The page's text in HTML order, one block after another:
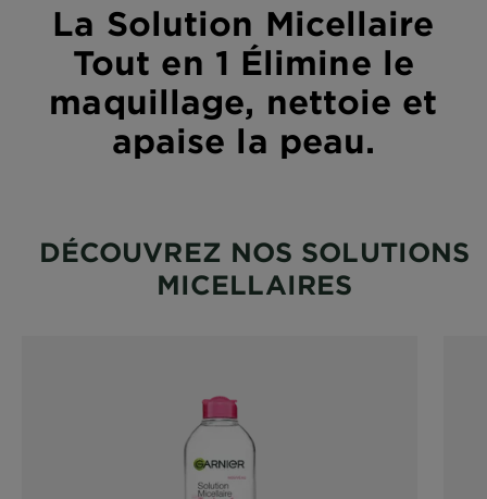
La Solution Micellaire
Tout en 1 Élimine le
maquillage, nettoie et
apaise la peau.
DÉCOUVREZ NOS SOLUTIONS
MICELLAIRES